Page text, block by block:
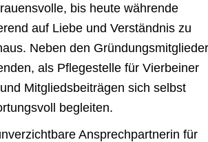
bis heute währende
auf Liebe und Verständnis zu
Neben den
als Pflegestelle für Vierbeiner
Mitgliedsbeiträgen sich selbst
begleiten.
Ansprechpartnerin für